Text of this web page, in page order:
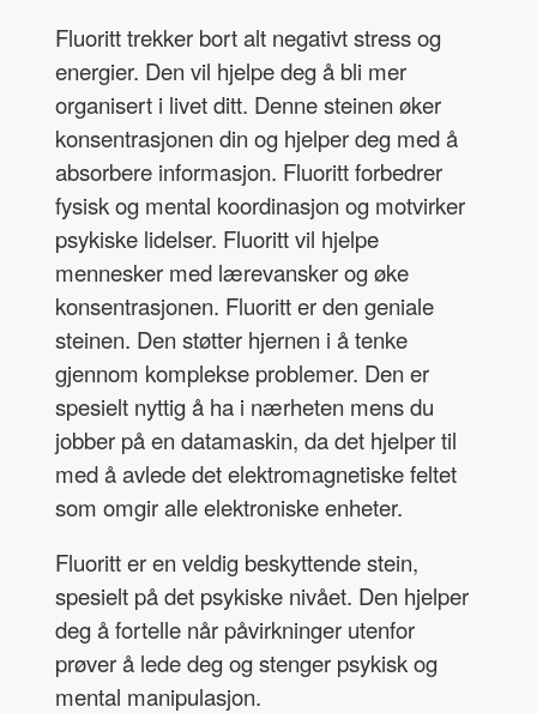
Fluoritt trekker bort alt negativt stress og
energier. Den vil hjelpe deg å bli mer
organisert i livet ditt. Denne steinen øker
konsentrasjonen din og hjelper deg med å
absorbere informasjon. Fluoritt forbedrer
fysisk og mental koordinasjon og motvirker
psykiske lidelser. Fluoritt vil hjelpe
mennesker med lærevansker og øke
konsentrasjonen. Fluoritt er den geniale
steinen. Den støtter hjernen i å tenke
gjennom komplekse problemer. Den er
spesielt nyttig å ha i nærheten mens du
jobber på en datamaskin, da det hjelper til
med å avlede det elektromagnetiske feltet
som omgir alle elektroniske enheter.
Fluoritt er en veldig beskyttende stein,
spesielt på det psykiske nivået. Den hjelper
deg å fortelle når påvirkninger utenfor
prøver å lede deg og stenger psykisk og
mental manipulasjon.